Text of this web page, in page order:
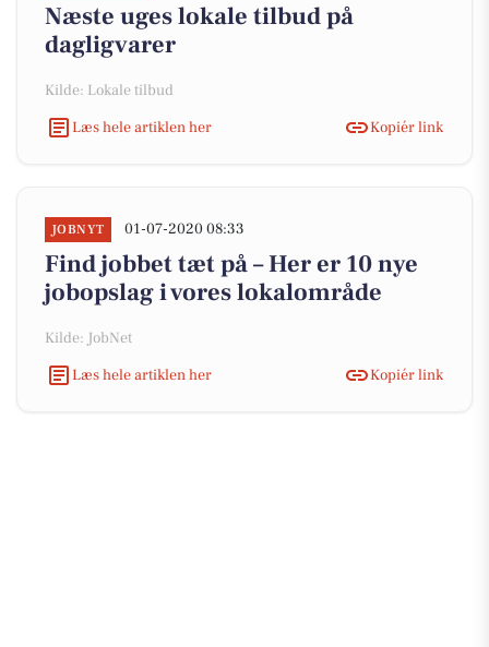
Næste uges lokale tilbud på
dagligvarer
Kilde: Lokale tilbud
Læs hele artiklen her
Kopiér link
JOBNYT 01-07-2020 08:33
Find jobbet tæt på – Her er 10 nye
jobopslag i vores lokalområde
Kilde: JobNet
Læs hele artiklen her
Kopiér link